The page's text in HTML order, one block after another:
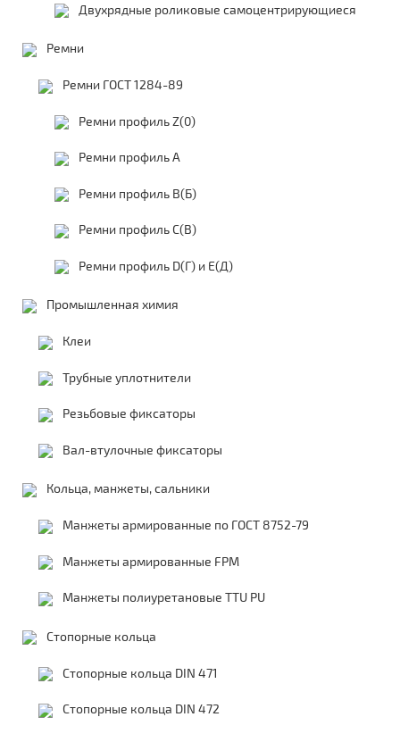
Двухрядные роликовые самоцентрирующиеся
Ремни
Ремни ГОСТ 1284-89
Ремни профиль Z(0)
Ремни профиль А
Ремни профиль В(Б)
Ремни профиль С(В)
Ремни профиль D(Г) и E(Д)
Промышленная химия
Клеи
Трубные уплотнители
Резьбовые фиксаторы
Вал-втулочные фиксаторы
Кольца, манжеты, сальники
Манжеты армированные по ГОСТ 8752-79
Манжеты армированные FPM
Манжеты полиуретановые TTU PU
Стопорные кольца
Стопорные кольца DIN 471
Стопорные кольца DIN 472